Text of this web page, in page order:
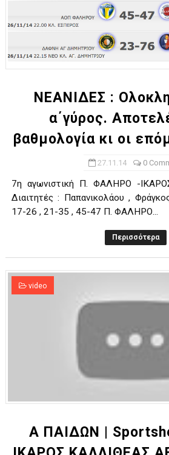
ΝΕΑΝΙΔΕΣ :
α΄γύρος.
βαθμολογία κι οι
27.11.14 0
7η αγωνιστική Π. ΦΑΛΗΡΟ -
Διαιτητές : Παπανικολάου ,
17-26 , 21-35 , 45-47 Π. ΦΑΛΗΡΟ...
Περισσότερα
video
Α ΠΑΙΔΩΝ |